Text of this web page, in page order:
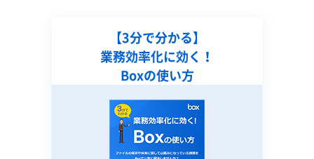
【3分で分かる】
業務効率化に効く！
Boxの使い方